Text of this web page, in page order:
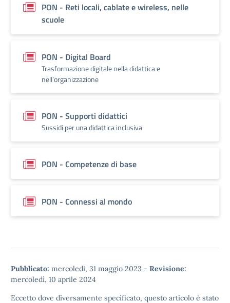
PON - Reti locali, cablate e wireless, nelle
scuole
PON - Digital Board
Trasformazione digitale nella didattica e
nell’organizzazione
PON - Supporti didattici
Sussidi per una didattica inclusiva
PON - Competenze di base
PON - Connessi al mondo
Pubblicato: mercoledì, 31 maggio 2023 - Revisione:
mercoledì, 10 aprile 2024
Eccetto dove diversamente specificato, questo articolo è stato